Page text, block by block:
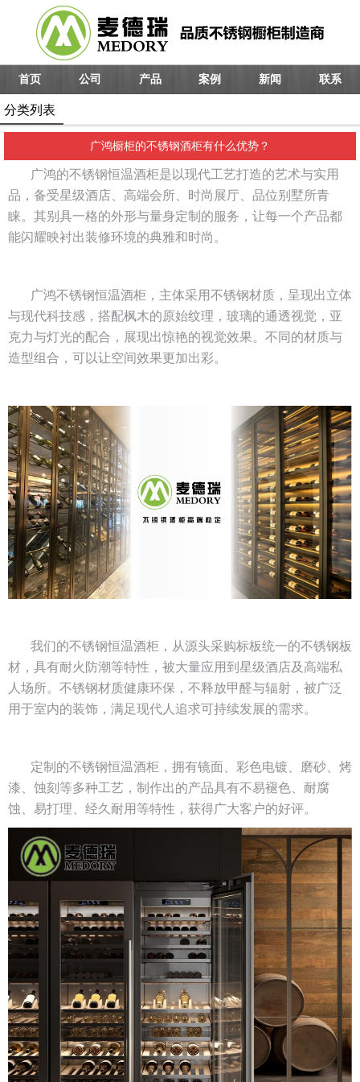
首页 公司 产品 案例 新闻 联系
分类列表
广鸿橱柜的不锈钢酒柜有什么优势？
广鸿的不锈钢恒温酒柜是以现代工艺打造的艺术与实用
品，备受星级酒店、高端会所、时尚展厅、品位别墅所青
睐。其别具一格的外形与量身定制的服务，让每一个产品都
能闪耀映衬出装修环境的典雅和时尚。
广鸿不锈钢恒温酒柜，主体采用不锈钢材质，呈现出立体
与现代科技感，搭配枫木的原始纹理，玻璃的通透视觉，亚
克力与灯光的配合，展现出惊艳的视觉效果。不同的材质与
造型组合，可以让空间效果更加出彩。
我们的不锈钢恒温酒柜，从源头采购标板统一的不锈钢板
材，具有耐火防潮等特性，被大量应用到星级酒店及高端私
人场所。不锈钢材质健康环保，不释放甲醛与辐射，被广泛
用于室内的装饰，满足现代人追求可持续发展的需求。
定制的不锈钢恒温酒柜，拥有镜面、彩色电镀、磨砂、烤
漆、蚀刻等多种工艺，制作出的产品具有不易褪色、耐腐
蚀、易打理、经久耐用等特性，获得广大客户的好评。